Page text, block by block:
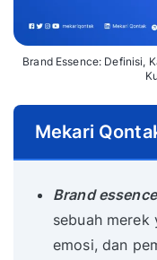
Brand Essence: Definisi,
Mekari
Brand essence
sebuah merek
emosi, dan